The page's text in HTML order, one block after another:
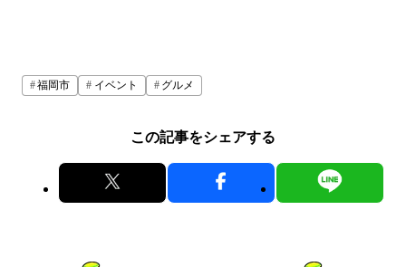
福岡市 イベント グルメ
この記事をシェアする